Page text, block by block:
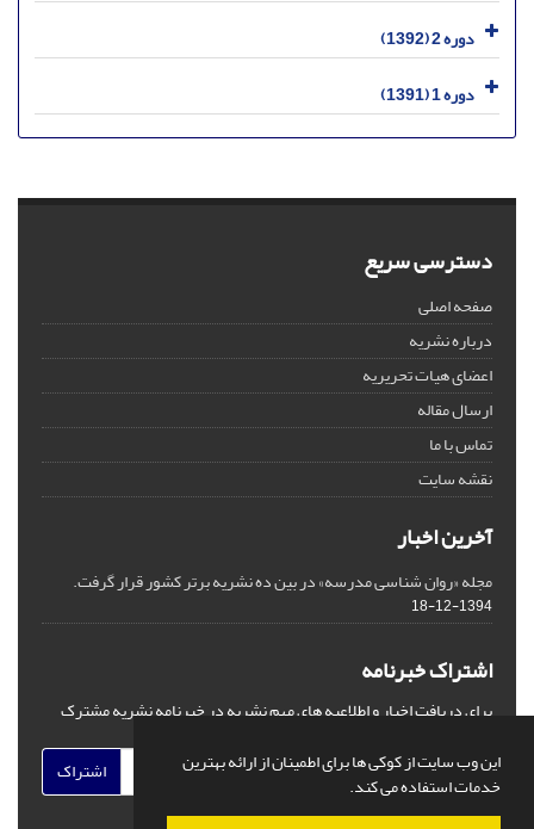
این وب سایت از کوکی ها برای اطمینان از ارائه بهترین
خدمات استفاده می کند.
دوره 2 (1392)
دوره 1 (1391)
دسترسی سریع
صفحه اصلی
درباره نشریه
اعضای هیات تحریریه
ارسال مقاله
تماس با ما
نقشه سایت
آخرین اخبار
مجله «روان شناسی مدرسه» در بین ده نشریه برتر کشور قرار گرفت.
1394-12-18
اشتراک خبرنامه
برای دریافت اخبار و اطلاعیه های مهم نشریه در خبرنامه نشریه مشترک
اشتراک